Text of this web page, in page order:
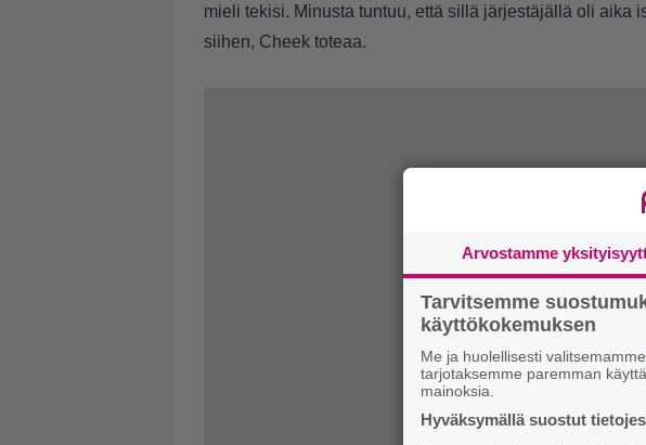
mieli tekisi. Minusta tuntuu, että sillä järjestäjällä oli aika
siihen, Cheek toteaa.
Arvostamme
Tarvitsemme
käyttökokemuksen
Me ja huolellisesti valitsemamme
tarjotaksemme paremman
mainoksia.
Hyväksymällä suostut